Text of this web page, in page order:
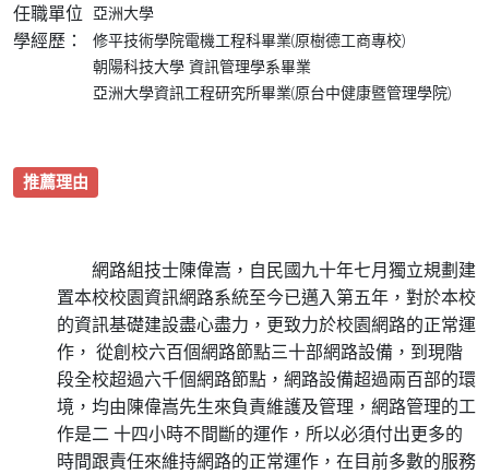
任職單位 亞洲大學
學經歷：
修平技術學院電機工程科畢業(原樹德工商專校)
朝陽科技大學 資訊管理學系畢業
亞洲大學資訊工程研究所畢業(原台中健康暨管理學院)
推薦理由
網路組技士陳偉嵩，自民國九十年七月獨立規劃建
置本校校園資訊網路系統至今已邁入第五年，對於本校
的資訊基礎建設盡心盡力，更致力於校園網路的正常運
作， 從創校六百個網路節點三十部網路設備，到現階
段全校超過六千個網路節點，網路設備超過兩百部的環
境，均由陳偉嵩先生來負責維護及管理，網路管理的工
作是二 十四小時不間斷的運作，所以必須付出更多的
時間跟責任來維持網路的正常運作，在目前多數的服務